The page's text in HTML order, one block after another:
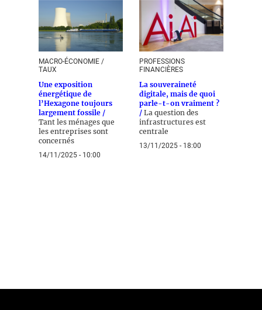
MACRO-ÉCONOMIE /
TAUX
Une exposition
énergétique de
l’Hexagone toujours
largement fossile /
Tant les ménages que
les entreprises sont
concernés
14/11/2025 - 10:00
PROFESSIONS
FINANCIÈRES
La souveraineté
digitale, mais de quoi
parle-t-on vraiment ?
/ La question des
infrastructures est
centrale
13/11/2025 - 18:00